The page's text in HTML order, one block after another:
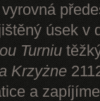
úsek v
Turniu
Krzyżne
a